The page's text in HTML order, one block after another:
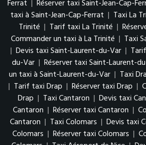
Ferrat | Réserver taxi Saint-Jean-Cap-
taxi à Saint-Jean-Cap-Ferrat | Taxi La
Trinité | Tarif taxi La Trinité |
Commander un taxi à La Trinité | Taxi
| Devis taxi Saint-Laurent-du-Var |
du-Var | Réserver taxi Saint-Laurent-
un taxi à Saint-Laurent-du-Var | Taxi
| Tarif taxi Drap | Réserver taxi Drap |
Drap | Taxi Cantaron | Devis taxi
Cantaron | Réserver taxi Cantaron |
Cantaron | Taxi Colomars | Devis taxi
Colomars | Réserver taxi Colomars |